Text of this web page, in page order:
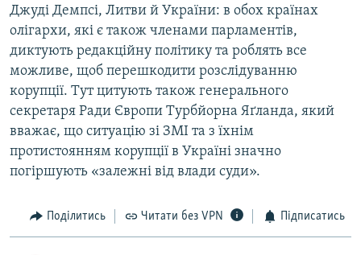
Джуді Демпсі, Литви й України: в обох країнах
олігархи, які є також членами парламентів,
диктують редакційну політику та роблять все
можливе, щоб перешкодити розслідуванню
корупції. Тут цитують також генерального
секретаря Ради Європи Турбйорна Яґланда, який
вважає, що ситуацію зі ЗМІ та з їхнім
протистоянням корупції в Україні значно
погіршують «залежні від влади суди».
Поділитись Читати без VPN Підписатись